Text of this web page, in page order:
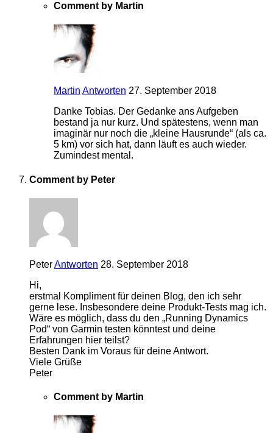
Comment by Martin
Martin Antworten 27. September 2018
Danke Tobias. Der Gedanke ans Aufgeben
bestand ja nur kurz. Und spätestens, wenn man
imaginär nur noch die „kleine Hausrunde“ (als ca.
5 km) vor sich hat, dann läuft es auch wieder.
Zumindest mental.
Comment by Peter
PeterAntworten 28. September 2018
Hi,
erstmal Kompliment für deinen Blog, den ich sehr
gerne lese. Insbesondere deine Produkt-Tests mag ich.
Wäre es möglich, dass du den „Running Dynamics
Pod“ von Garmin testen könntest und deine
Erfahrungen hier teilst?
Besten Dank im Voraus für deine Antwort.
Viele Grüße
Peter
Comment by Martin